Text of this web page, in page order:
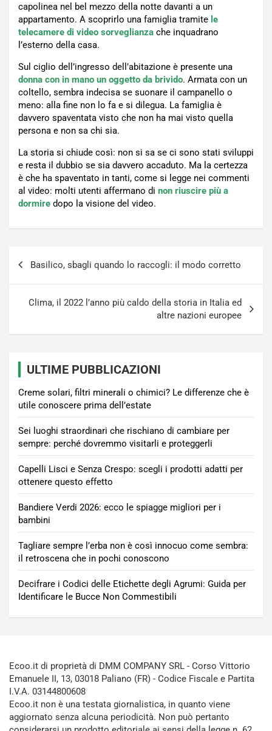
capolinea nel bel mezzo della notte davanti a un
appartamento. A scoprirlo una famiglia tramite le
telecamere di video sorveglianza che inquadrano
l’esterno della casa.
Sul ciglio dell’ingresso dell’abitazione è presente una
donna con in mano un oggetto da brivido. Armata con un
coltello, sembra indecisa se suonare il campanello o
meno: alla fine non lo fa e si dilegua. La famiglia è
davvero spaventata visto che non ha mai visto quella
persona e non sa chi sia.
La storia si chiude così: non si sa se ci sono stati sviluppi
e resta il dubbio se sia davvero accaduto. Ma la certezza
è che ha spaventato in tanti, come si legge nei commenti
al video: molti utenti affermano di non riuscire più a
dormire dopo la visione del video.
Basilico, sbagli quando lo raccogli: il modo corretto
Clima, il 2022 l’anno più caldo della storia in Italia ed
altre nazioni europee
ULTIME PUBBLICAZIONI
Creme solari, filtri minerali o chimici? Le differenze che è
utile conoscere prima dell’estate
Sei luoghi straordinari che rischiano di cambiare per
sempre: perché dovremmo visitarli e proteggerli
Capelli Lisci e Senza Crespo: scegli i prodotti adatti per
ottenere questo effetto
Bandiere Verdi 2026: ecco le spiagge migliori per i
bambini
Tagliare sempre l’erba non è così innocuo come sembra:
il retroscena che in pochi conoscono
Decifrare i Codici delle Etichette degli Agrumi: Guida per
Identificare le Bucce Non Commestibili
Ecoo.it di proprietà di DMM COMPANY SRL - Corso Vittorio
Emanuele II, 13, 03018 Paliano (FR) - Codice Fiscale e Partita
I.V.A. 03144800608
Ecoo.it non è una testata giornalistica, in quanto viene
aggiornato senza alcuna periodicità. Non può pertanto